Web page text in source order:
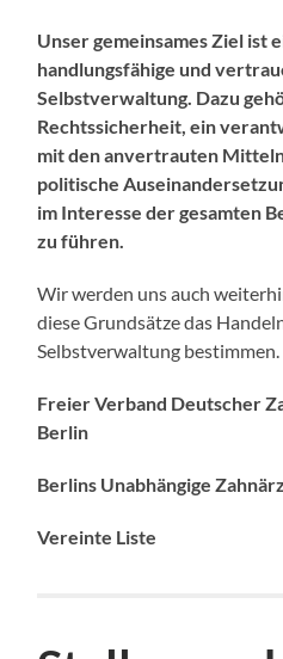
Unser gemeinsames Ziel ist
handlungsfähige und
Selbstverwaltung. Dazu
Rechtssicherheit, ein
mit den anvertrauten
politische
im Interesse der gesamten
zu führen.
Wir werden uns auch
diese Grundsätze das
Selbstverwaltung bestimmen.
Freier Verband Deutscher
Berlin
Berlins Unabhängige
Vereinte Liste